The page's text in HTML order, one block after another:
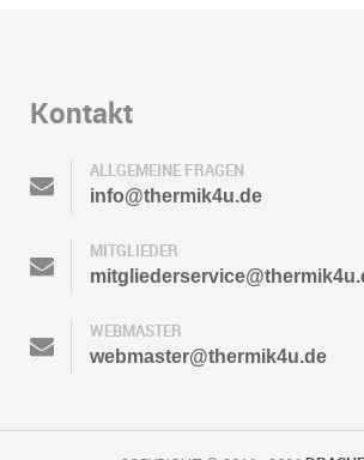
Kontakt
ALLGEMEINE FRAGEN
info@thermik4u.de
MITGLIEDER
WEBMASTER
webmaster@thermik4u.de